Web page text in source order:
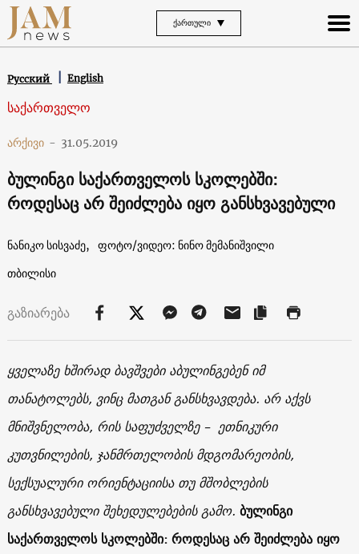
ᲥᲐᲠᲗᲣᲚᲘ
Русский English
საქართველო
არქივი - 31.05.2019
ბულინგი საქართველოს სკოლებში:
როდესაც არ შეიძლება იყო განსხვავებული
ნანიკო სისვაძე,
ფოტო/ვიდეო: ნინო მემანიშვილი
თბილისი
გაზიარება
ყველაზე ხშირად ბავშვები აბულინგებენ იმ
თანატოლებს, ვინც მათგან განსხვავდება. არ აქვს
მნიშვნელობა, რის საფუძველზე – ეთნიკური
კუთვნილების, ჯანმრთელობის მდგომარეობის,
სექსუალური ორიენტაციისა თუ მშობლების
განსხვავებული შეხედულებების გამო. ბულინგი
საქართველოს სკოლებში: როდესაც არ შეიძლება იყო